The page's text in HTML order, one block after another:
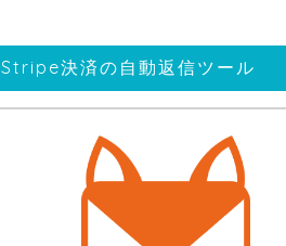
Stripe決済の自動返信ツール